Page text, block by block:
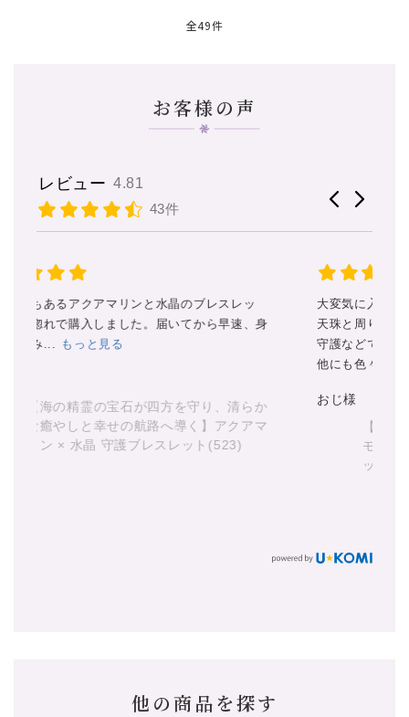
全49件
お客様の声
レビュー 4.81
43件
大変気に入ってます
天珠と周りの石たちにもサポートや
守護などで助けてもらってます。
おじ様
【天地の守護と漆黒の導き】 天地天珠 ×
モリオン × ラブラドライト 守護ブレスレ
他の商品を探す